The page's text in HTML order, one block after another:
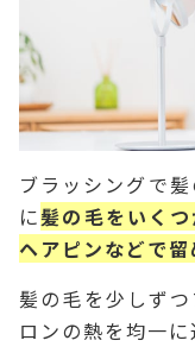
ブラッシングで
に髪の毛をいく
ヘアピンなどで留
髪の毛を少しず
ロンの熱を均一に